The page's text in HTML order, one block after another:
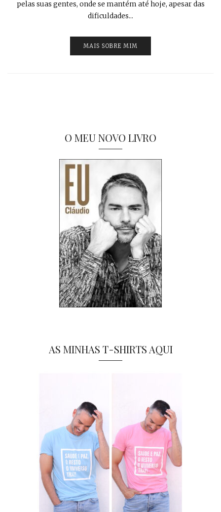
pelas suas gentes, onde se mantém até hoje, apesar das
dificuldades...
MAIS SOBRE MIM
O MEU NOVO LIVRO
AS MINHAS T-SHIRTS AQUI